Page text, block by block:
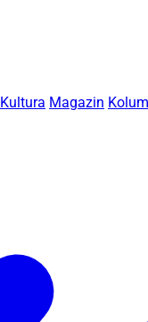
Kultura Magazin